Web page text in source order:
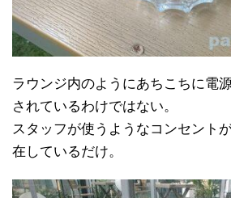
ラウンジ内のようにあちこちに電
されているわけではない。
スタッフが使うようなコンセント
在しているだけ。